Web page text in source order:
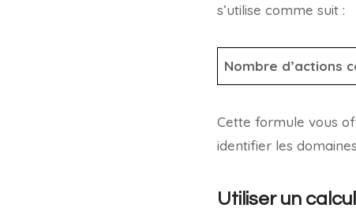
s’utilise comme suit :
Nombre d’actions
Cette formule vous
identifier les
Utiliser un